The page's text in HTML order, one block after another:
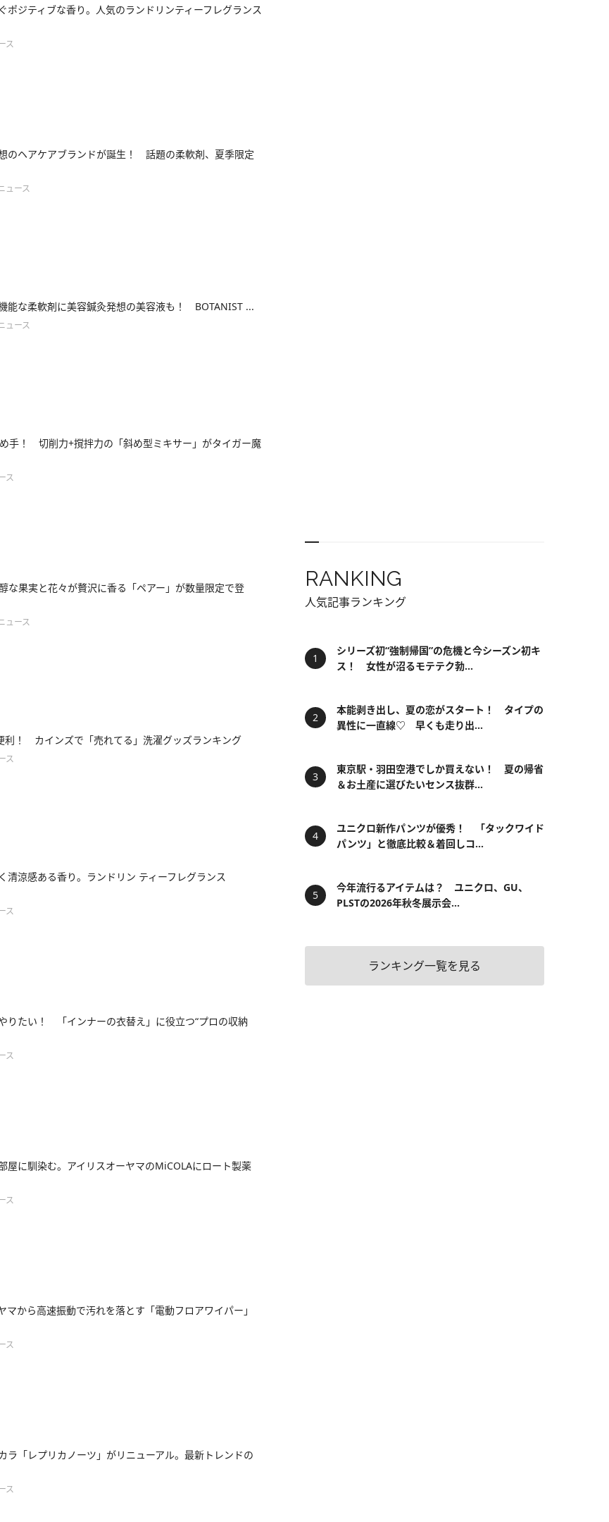
ポジティブな香り。人気のランドリンティーフレグランス
ス
のヘアケアブランドが誕生！ 話題の柔軟剤、夏季限定
ュース
能な柔軟剤に美容鍼灸発想の美容液も！ BOTANIST ...
ュース
手！ 切削力+撹拌力の「斜め型ミキサー」がタイガー魔
ス
な果実と花々が贅沢に香る「ペアー」が数量限定で登
ュース
利！ カインズで「売れてる」洗濯グッズランキング
ス
清涼感ある香り。ランドリン ティーフレグランス
ス
りたい！ 「インナーの衣替え」に役立つ“プロの収納
ス
屋に馴染む。アイリスオーヤマのMiCOLAにロート製薬
ス
マから高速振動で汚れを落とす「電動フロアワイパー」
ス
ラ「レプリカノーツ」がリニューアル。最新トレンドの
ス
RANKING
人気記事ランキング
シリーズ初“強制帰国”の危機と今シーズン初キ
ス！ 女性が沼るモテテク勃...
本能剥き出し、夏の恋がスタート！ タイプの
異性に一直線♡ 早くも走り出...
東京駅・羽田空港でしか買えない！ 夏の帰省
＆お土産に選びたいセンス抜群...
ユニクロ新作パンツが優秀！ 「タックワイド
パンツ」と徹底比較＆着回しコ...
今年流行るアイテムは？ ユニクロ、GU、
PLSTの2026年秋冬展示会...
ランキング一覧を見る